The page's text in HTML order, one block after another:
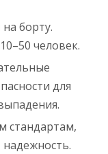
борту.
человек.
для
стандартам,
надежность.